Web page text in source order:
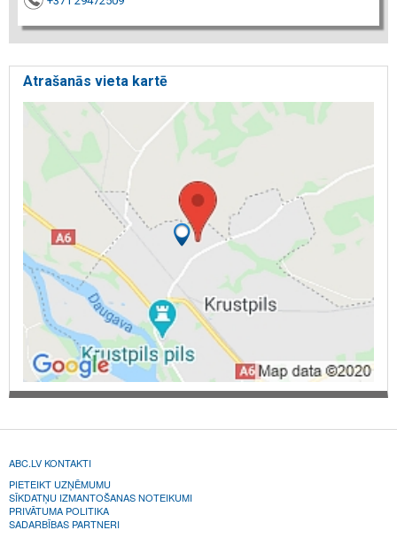
Atrašanās vieta kartē
ABC.LV KONTAKTI
PIETEIKT UZŅĒMUMU
SĪKDATŅU IZMANTOŠANAS NOTEIKUMI
PRIVĀTUMA POLITIKA
SADARBĪBAS PARTNERI